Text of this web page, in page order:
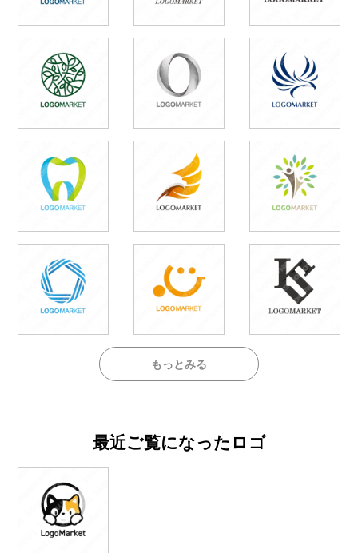
もっとみる
最近ご覧になったロゴ